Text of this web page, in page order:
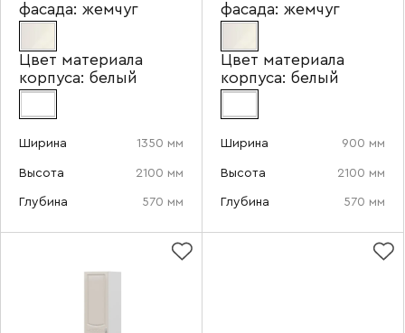
фасада: жемчуг
Цвет материала
корпуса: белый
Ширина 1350 мм
Высота 2100 мм
Глубина 570 мм
фасада: жемчуг
Цвет материала
корпуса: белый
Ширина 900 мм
Высота 2100 мм
Глубина 570 мм